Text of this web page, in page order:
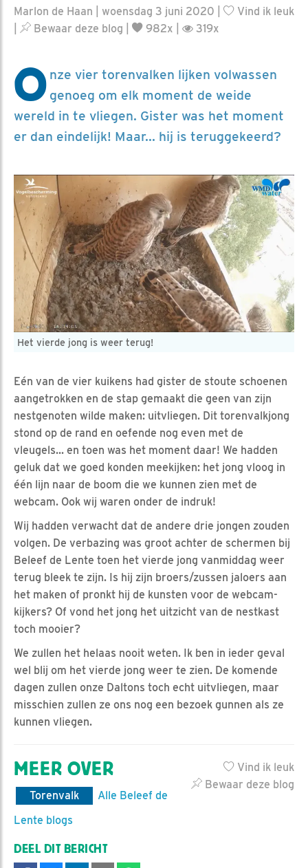
Marlon de Haan | woensdag 3 juni 2020 |
Vind ik leuk
Bewaar deze blog 982x | 319x
O nze vier torenvalken lijken volwassen
genoeg om elk moment de weide
wereld in te vliegen. Gister was het moment
er dan eindelijk! Maar... hij is teruggekeerd?
Het vierde jong is weer terug!
Eén van de vier kuikens had gister de stoute schoenen
aangetrokken en de stap gemaakt die geen van zijn
nestgenoten wilde maken: uitvliegen. Dit torenvalkjong
stond op de rand en oefende nog even met de
vleugels... en toen was het moment daar! We hadden
geluk dat we goed konden meekijken: het jong vloog in
één lijn naar de boom die we kunnen zien met de
webcam. Ook wij waren onder de indruk!
Wij hadden verwacht dat de andere drie jongen zouden
volgen. De verbazing was groot achter de schermen bij
Beleef de Lente toen het vierde jong vanmiddag weer
terug bleek te zijn. Is hij zijn broers/zussen jaloers aan
het maken of pronkt hij de kunsten voor de webcam-
kijkers? Of vond het jong het uitzicht van de nestkast
toch mooier?
We zullen het helaas nooit weten. Ik ben in ieder geval
wel blij om het vierde jong weer te zien. De komende
dagen zullen onze Daltons toch echt uitvliegen, maar
misschien zullen ze ons nog een bezoek gunnen als ze
kunnen vliegen.
Vind ik leuk
Bewaar deze blog
MEER OVER
Torenvalk
Alle Beleef de
Lente blogs
DEEL DIT BERICHT